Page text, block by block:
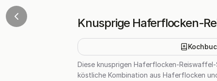
Knusprige Haferflocken-
Diese knusprigen Haferflocken-
köstliche Kombination aus Haferflocken